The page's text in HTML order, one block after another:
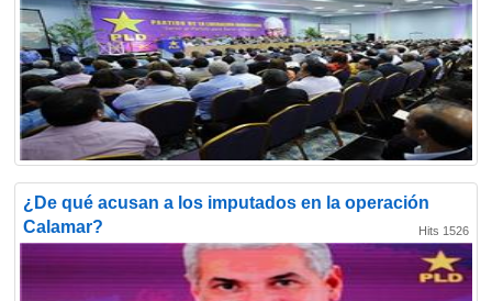
¿De qué acusan a los imputados en la operación
Calamar?
Hits 1526